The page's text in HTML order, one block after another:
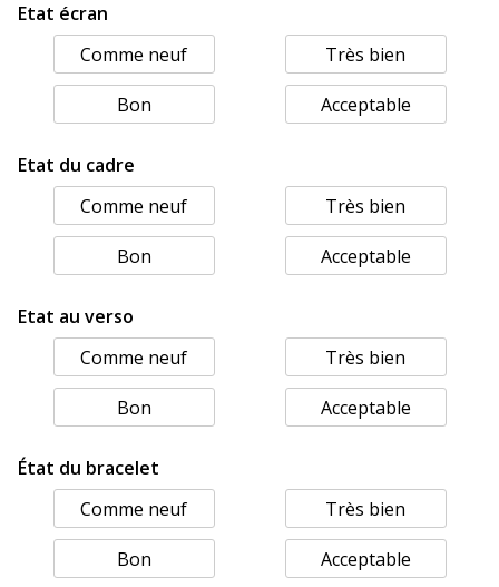
Etat écran
Comme neuf
Très bien
Bon Acceptable
Etat du cadre
Comme neuf
Très bien
Bon Acceptable
Etat au verso
Comme neuf
Très bien
Bon Acceptable
État du bracelet
Comme neuf
Très bien
Bon Acceptable